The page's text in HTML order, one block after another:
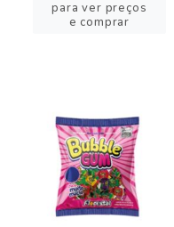
para ver preços
e comprar